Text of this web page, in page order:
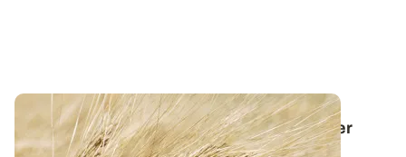
Dose d'azote sur blé dur : comment assurer
rendement et taux de protéines élevés ?